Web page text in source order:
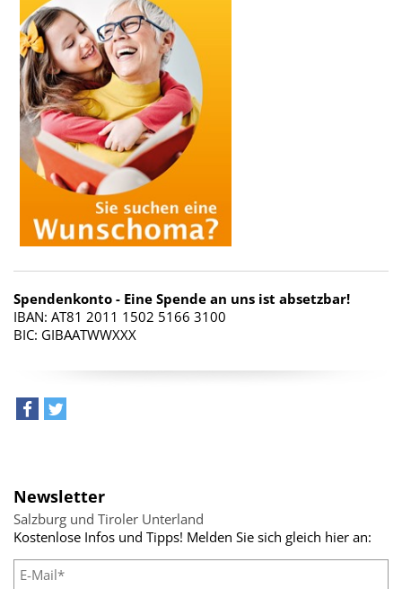
Spendenkonto - Eine Spende an uns ist absetzbar!
IBAN: AT81 2011 1502 5166 3100
BIC: GIBAATWWXXX
Newsletter
Salzburg und Tiroler Unterland
Kostenlose Infos und Tipps! Melden Sie sich gleich hier an: